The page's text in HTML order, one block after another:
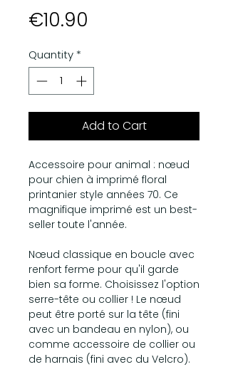
€10.90
Quantity *
Add to Cart
Accessoire pour animal : nœud
pour chien à imprimé floral
printanier style années 70. Ce
magnifique imprimé est un best-
seller toute l'année.
Nœud classique en boucle avec
renfort ferme pour qu'il garde
bien sa forme. Choisissez l'option
serre-tête ou collier ! Le nœud
peut être porté sur la tête (fini
avec un bandeau en nylon), ou
comme accessoire de collier ou
de harnais (fini avec du Velcro).